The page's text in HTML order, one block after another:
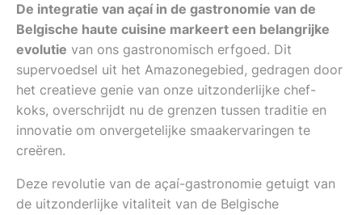
De integratie van açaí in de gastronomie van de
Belgische haute cuisine markeert een belangrijke
evolutie van ons gastronomisch erfgoed. Dit
supervoedsel uit het Amazonegebied, gedragen door
het creatieve genie van onze uitzonderlijke chef-
koks, overschrijdt nu de grenzen tussen traditie en
innovatie om onvergetelijke smaakervaringen te
creëren.
Deze revolutie van de açaí-gastronomie getuigt van
de uitzonderlijke vitaliteit van de Belgische